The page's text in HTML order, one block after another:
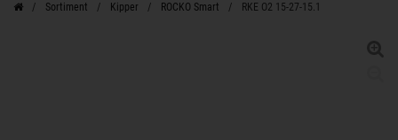
Sortiment Kipper ROCKO Smart RKE O2 15-27-15.1